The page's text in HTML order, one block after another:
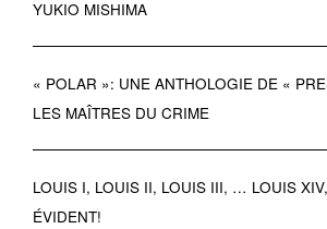
YUKIO MISHIMA
« POLAR »: UNE ANTHOLOGIE DE «
LES MAÎTRES DU CRIME
LOUIS I, LOUIS II, LOUIS III, … LOUIS
ÉVIDENT!